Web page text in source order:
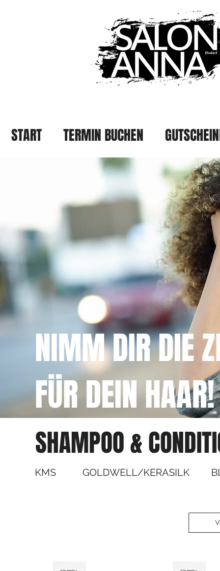
START TERMIN BUCHEN
NIMM DIR DIE
FÜR DEIN HAAR!
SHAMPOO &
KMS GOLDWELL/KERASILK